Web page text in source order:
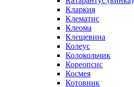
Кларкия
Клематис
Клеома
Клещевина
Колеус
Колокольчик
Кореопсис
Космея
Котовник